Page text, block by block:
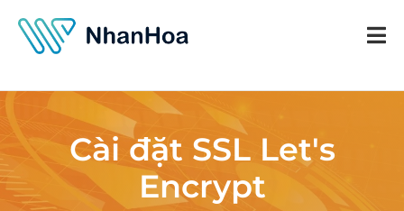
Cài đặt SSL Let's
Encrypt